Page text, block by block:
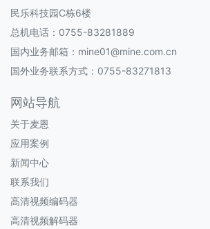
民乐科技园C栋6楼
总机电话：0755-83281889
国内业务邮箱：mine01@mine.com.cn
国外业务联系方式：0755-83271813
网站导航
关于麦恩
应用案例
新闻中心
联系我们
高清视频编码器
高清视频解码器